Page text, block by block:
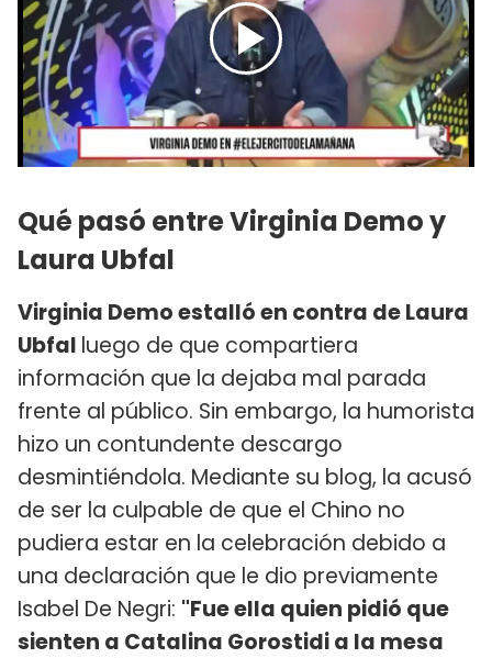
Qué pasó entre Virginia Demo y
Laura Ubfal
Virginia Demo estalló en contra de Laura
Ubfal luego de que compartiera
información que la dejaba mal parada
frente al público. Sin embargo, la humorista
hizo un contundente descargo
desmintiéndola. Mediante su blog, la acusó
de ser la culpable de que el Chino no
pudiera estar en la celebración debido a
una declaración que le dio previamente
Isabel De Negri: "Fue ella quien pidió que
sienten a Catalina Gorostidi a la mesa